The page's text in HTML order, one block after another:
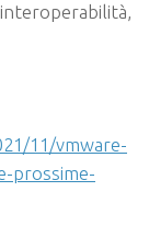
11/vmware-
prossime-